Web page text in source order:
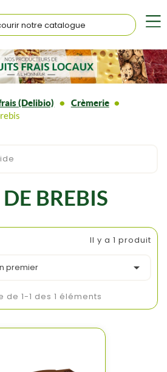
(Delibio)
Crèmerie
BREBIS
Il y a 1 produit
premier 
de 1-1 des 1 éléments